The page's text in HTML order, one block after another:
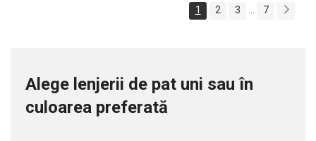
1 2 3 7
Alege lenjerii de pat uni sau în
culoarea preferată